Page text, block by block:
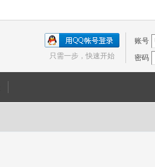
账号
密码
只需一步，快速开始